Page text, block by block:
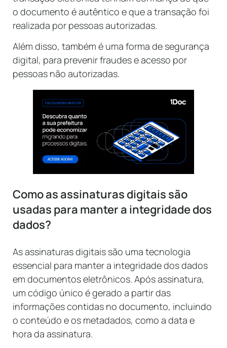
o documento é autêntico e que a transação foi
realizada por pessoas autorizadas.
Além disso, também é uma forma de segurança
digital, para prevenir fraudes e acesso por
pessoas não autorizadas.
Como as assinaturas digitais são
usadas para manter a integridade dos
dados?
As assinaturas digitais são uma tecnologia
essencial para manter a integridade dos dados
em documentos eletrônicos. Após assinatura,
um código único é gerado a partir das
informações contidas no documento, incluindo
o conteúdo e os metadados, como a data e
hora da assinatura.